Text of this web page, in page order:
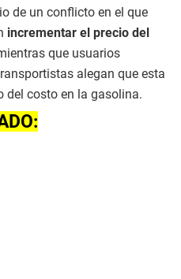
de un conflicto en el que
incrementar el precio del
que usuarios
alegan que esta
del costo en la gasolina.